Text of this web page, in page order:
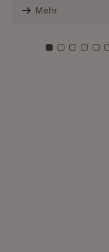
Mehr
Zu Kachel: 0
ZuZuZu